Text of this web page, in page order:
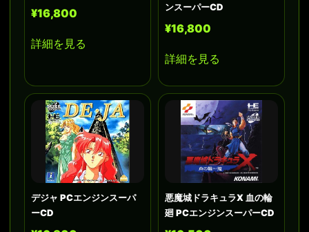
¥16,800
詳細を見る
ンスーパーCD
¥16,800
詳細を見る
デジャ PCエンジンスーパ
ーCD
悪魔城ドラキュラX 血の輪
廻 PCエンジンスーパーCD